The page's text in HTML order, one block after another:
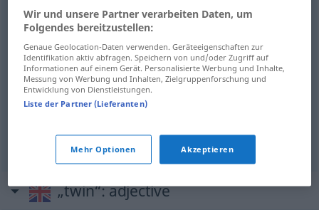
Zwillingskristallm twin MINER
Beispiele
Twinspla.twin Brothersodtwin Brethren ASTRON
and Pollux
„twin“: adjective
Wir und unsere Partner verarbeiten Daten, um
Folgendes bereitzustellen:
Genaue Geolocation-Daten verwenden. Geräteeigenschaften zur
Identifikation aktiv abfragen. Speichern von und/oder Zugriff auf
Informationen auf einem Gerät. Personalisierte Werbung und Inhalte,
Messung von Werbung und Inhalten, Zielgruppenforschung und
Entwicklung von Dienstleistungen.
Liste der Partner (Lieferanten)
Mehr Optionen Akzeptieren